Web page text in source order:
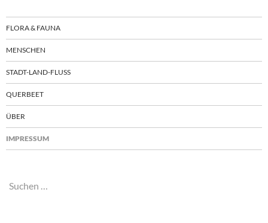
FLORA & FAUNA
MENSCHEN
STADT-LAND-FLUSS
QUERBEET
ÜBER
IMPRESSUM
Suchen